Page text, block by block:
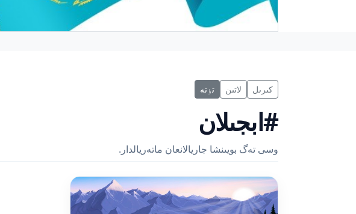
كىرىل لاتىن تٶتە
#ابجىلان
وسى تەگ بويىنشا جاريالانعان ماتەريالدار.